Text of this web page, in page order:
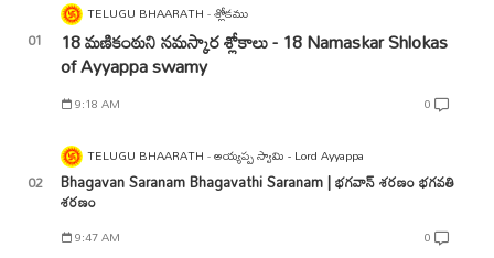
TELUGU BHAARATH శ్లోకము
18 మణికంఠుని నమస్కార శ్లోకాలు - 18 Namaskar Shlokas
of Ayyappa swamy
9:18 AM 0
TELUGU BHAARATH అయ్యప్ప స్వామి - Lord Ayyappa
Bhagavan Saranam Bhagavathi Saranam | భగవాన్ శరణం భగవతి
శరణం
9:47 AM 0